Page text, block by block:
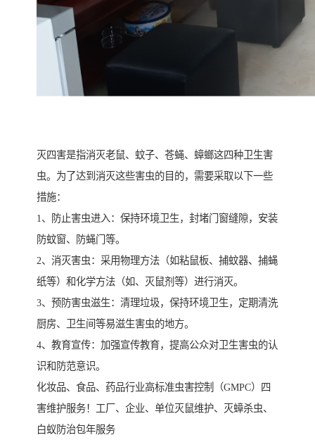
灭四害是指消灭老鼠、蚊子、苍蝇、蟑螂这四种卫生害
虫。为了达到消灭这些害虫的目的，需要采取以下一些
措施：
1、防止害虫进入：保持环境卫生，封堵门窗缝隙，安装
防蚊窗、防蝇门等。
2、消灭害虫：采用物理方法（如粘鼠板、捕蚊器、捕蝇
纸等）和化学方法（如、灭鼠剂等）进行消灭。
3、预防害虫滋生：清理垃圾，保持环境卫生，定期清洗
厨房、卫生间等易滋生害虫的地方。
4、教育宣传：加强宣传教育，提高公众对卫生害虫的认
识和防范意识。
化妆品、食品、药品行业高标准虫害控制（GMPC）四
害维护服务！工厂、企业、单位灭鼠维护、灭蟑杀虫、
白蚁防治包年服务